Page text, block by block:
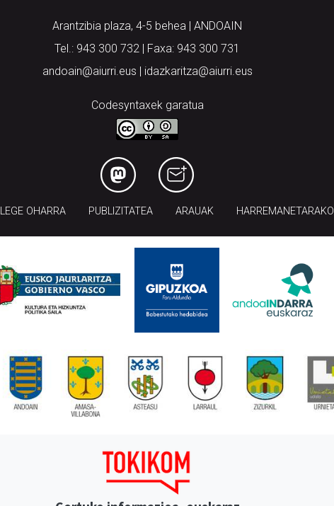
Arantzibia plaza, 4-5 behea | ANDOAIN
Tel.: 943 300 732 | Faxa: 943 300 731
andoain@aiurri.eus | idazkaritza@aiurri.eus
Codesyntaxek garatua
LEGE OHARRA PUBLIZITATEA ARAUAK HARREMANETARAKO